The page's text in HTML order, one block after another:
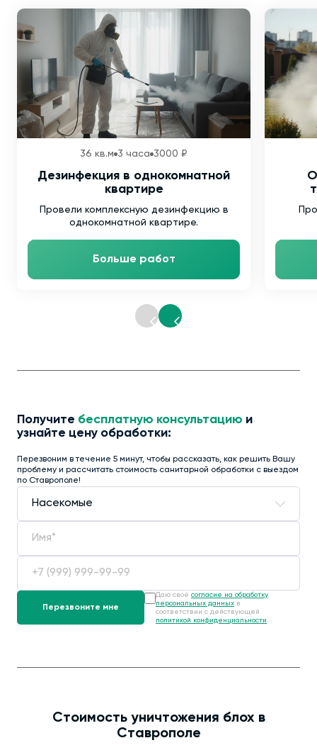
36 кв.м 3 часа 3000 ₽
Дезинфекция в однокомнатной
квартире
Провели комплексную дезинфекцию в
однокомнатной квартире.
Больше работ
Получите бесплатную консультацию и
узнайте цену обработки:
Перезвоним в течение 5 минут, чтобы рассказать, как решить Вашу
проблему и рассчитать стоимость санитарной обработки с выездом
по Ставрополе!
Даю своё согласие на обработку
персональных данных в
соответствии с действующей
политикой конфиденциальности .
Стоимость уничтожения блох в
Ставрополе